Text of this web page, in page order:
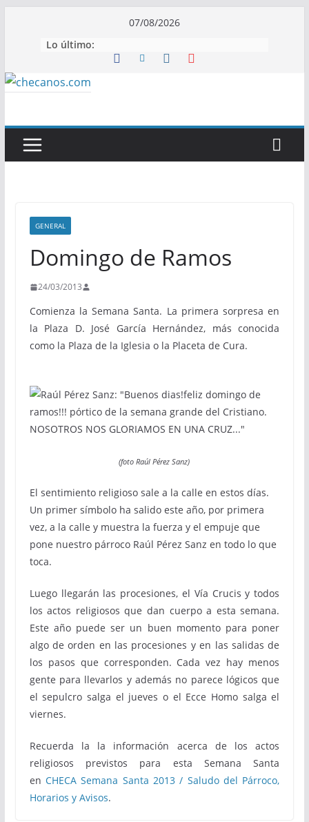
07/08/2026
Lo último:
GENERAL
Domingo de Ramos
24/03/2013
Comienza la Semana Santa. La primera sorpresa en
la Plaza D. José García Hernández, más conocida
como la Plaza de la Iglesia o la Placeta de Cura.
(foto Raúl Pérez Sanz)
El sentimiento religioso sale a la calle en estos días.
Un primer símbolo ha salido este año, por primera
vez, a la calle y muestra la fuerza y el empuje que
pone nuestro párroco Raúl Pérez Sanz en todo lo que
toca.
Luego llegarán las procesiones, el Vía Crucis y todos
los actos religiosos que dan cuerpo a esta semana.
Este año puede ser un buen momento para poner
algo de orden en las procesiones y en las salidas de
los pasos que corresponden. Cada vez hay menos
gente para llevarlos y además no parece lógicos que
el sepulcro salga el jueves o el Ecce Homo salga el
viernes.
Recuerda la la información acerca de los actos
religiosos previstos para esta Semana Santa
enCHECA Semana Santa 2013 / Saludo del Párroco,
Horarios y Avisos.